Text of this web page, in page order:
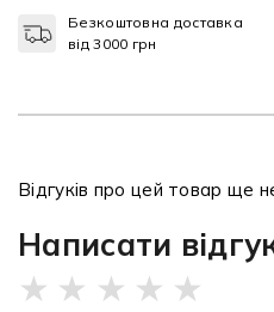
Безкоштовна доставка
від 3000 грн
Відгуків про цей товар ще
Написати
★ ★ ★ ★ ★